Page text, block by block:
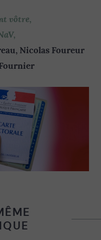
vôtre,
Nicolas Foureur